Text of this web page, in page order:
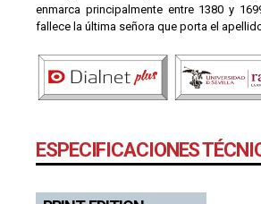
enmarca principalmente entre 1380 y
fallece la última señora que porta el
ESPECIFICACIONES